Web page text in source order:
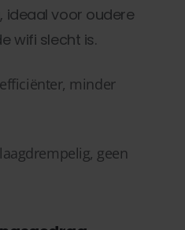
ideaal voor oudere
wifi slecht is.
minder
laagdrempelig, geen